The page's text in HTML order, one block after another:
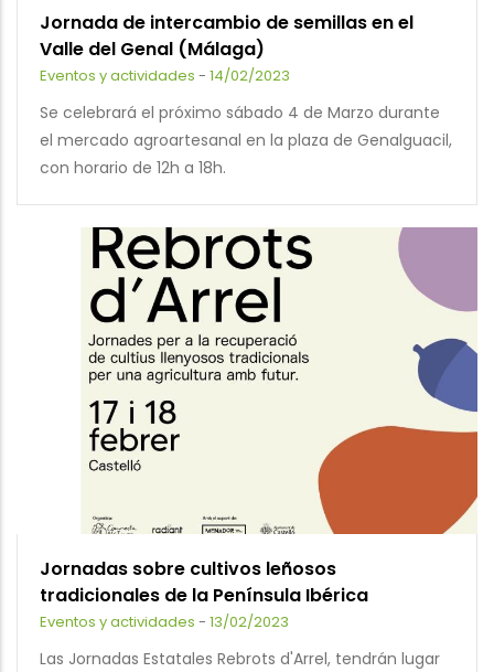
Jornada de intercambio de semillas en el
Valle del Genal (Málaga)
Eventos y actividades - 14/02/2023
Se celebrará el próximo sábado 4 de Marzo durante
el mercado agroartesanal en la plaza de Genalguacil,
con horario de 12h a 18h.
Jornadas sobre cultivos leñosos
tradicionales de la Península Ibérica
Eventos y actividades - 13/02/2023
Las Jornadas Estatales Rebrots d'Arrel, tendrán lugar